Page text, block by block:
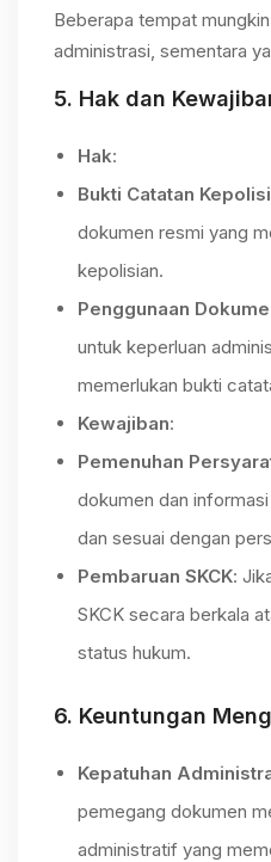
Beberapa tempat
administrasi, sementara
5. Hak dan
Hak:
Bukti Catatan
dokumen resmi yang
kepolisian.
Penggunaan
untuk keperluan
memerlukan bukti
Kewajiban:
Pemenuhan
dokumen dan
dan sesuai dengan
Pembaruan SKCK:
SKCK secara berkala
status hukum.
6. Keuntungan
Kepatuhan
pemegang dokumen
administratif yang